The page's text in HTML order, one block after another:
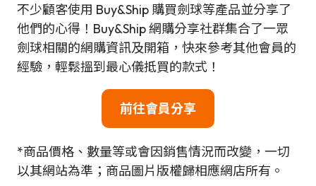
不少顧客使用 Buy&Ship 購買劍球等產品並分享了
他們的心得！Buy&Ship 網購分享社群集合了一眾
劍球相關的網購資訊及開箱，快來參考其他會員的
經驗，輕鬆搵到最心儀抵買的款式！
前往會員分享
*商品價格、數量等或會因銷售情況而改變，一切
以其網站為準；商品圖片版權歸相應網店所有。